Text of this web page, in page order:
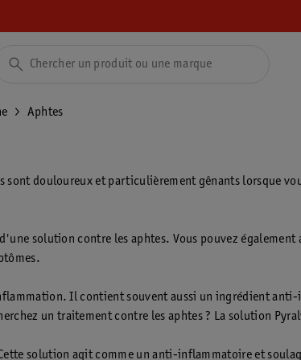
Aphtes
sont douloureux et particulièrement gênants lorsque
solution contre les aphtes. Vous pouvez
Il contient souvent aussi un ingrédient
un traitement contre les aphtes ? La solution
solution agit comme un anti-inflammatoire et